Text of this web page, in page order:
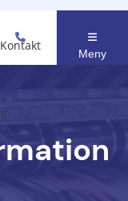
Kontakt
Meny